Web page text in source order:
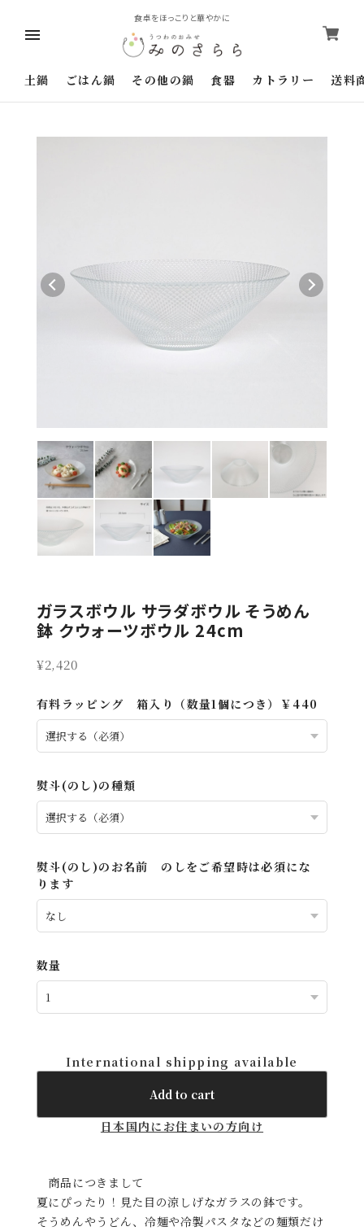
食卓をほっこりと華やかに
土鍋 ごはん鍋 その他の鍋 食器 カトラリー 送料
ガラスボウル サラダボウル そうめん
鉢 クウォーツボウル 24cm
¥2,420
有料ラッピング 箱入り（数量1個につき）￥440
熨斗(のし)の種類
熨斗(のし)のお名前 のしをご希望時は必須にな
ります
数量
International shipping available
Add to cart
日本国内にお住まいの方向け
商品につきまして
夏にぴったり！見た目の涼しげなガラスの鉢です。
そうめんやうどん、冷麺や冷製パスタなどの麺類だけ